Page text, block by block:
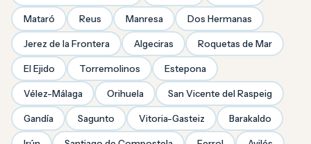
Mataró Reus Manresa Dos Hermanas
Jerez de la Frontera Algeciras Roquetas de Mar
El Ejido Torremolinos Estepona
Vélez-Málaga Orihuela San Vicente del Raspeig
Gandía Sagunto Vitoria-Gasteiz Barakaldo